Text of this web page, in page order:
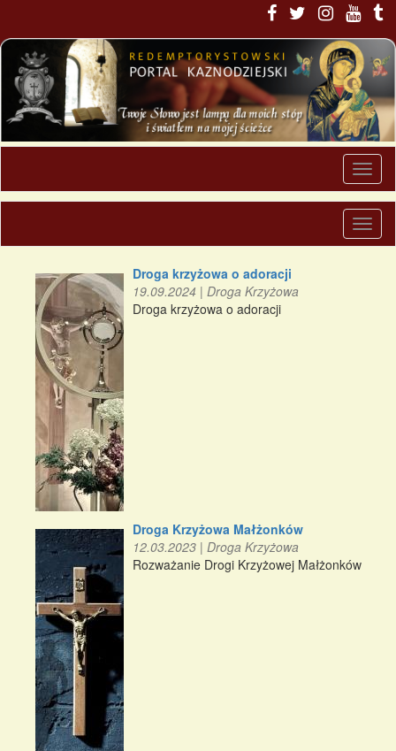
Droga krzyżowa o adoracji
19.09.2024 | Droga Krzyżowa
Droga krzyżowa o adoracji
Droga Krzyżowa Małżonków
12.03.2023 | Droga Krzyżowa
Rozważanie Drogi Krzyżowej Małżonków